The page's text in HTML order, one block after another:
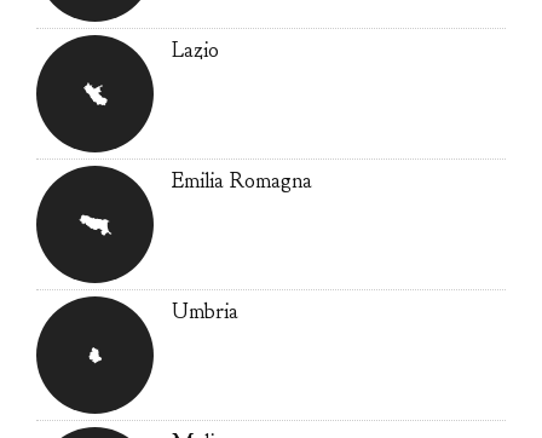
Lazio
Emilia Romagna
Umbria